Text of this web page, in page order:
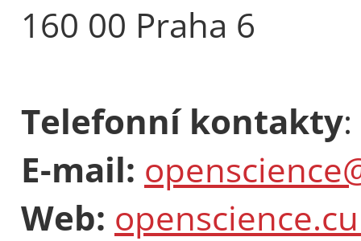
160 00 Praha 6
Telefonní kontakty:
E-mail:
Web: